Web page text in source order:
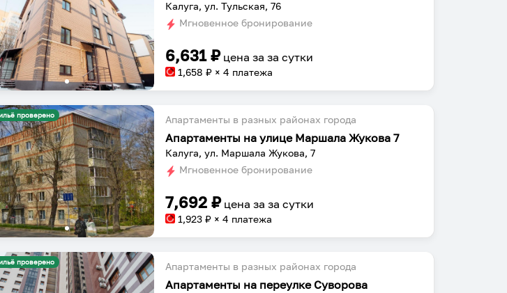
Калуга, ул. Тульская, 76
Мгновенное бронирование
6,631₽ цена заза сутки
1,658 ₽ × 4 платежа
проверено Апартаменты в разных районах города
Апартаменты на улице Маршала Жукова 7
Калуга, ул. Маршала Жукова, 7
Мгновенное бронирование
7,692 ₽ цена заза сутки
1,923 ₽ × 4 платежа
проверено Апартаменты в разных районах города
Апартаменты на переулке Суворова